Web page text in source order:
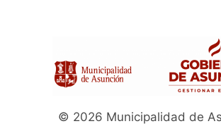
© 2026 Municipalidad de